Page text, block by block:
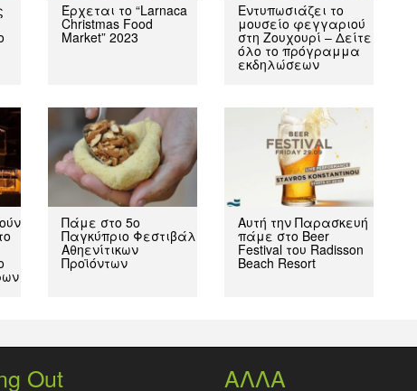
Έρχεται το “Larnaca
Christmas Food
Market” 2023
Εντυπωσιάζει το
μουσείο φεγγαριού
στη Ζουχουρί – Δείτε
όλο το πρόγραμμα
εκδηλώσεων
Πάμε στο 5ο
Παγκύπριο Φεστιβάλ
Αθηενίτικων
Προϊόντων
Αυτή την Παρασκευή
πάμε στο Beer
Festival του Radisson
Beach Resort
Out ΑΛΛΑ